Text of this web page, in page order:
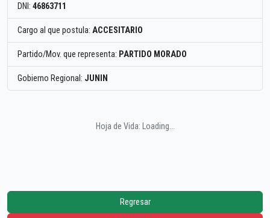
DNI: 46863711
Cargo al que postula: ACCESITARIO
Partido/Mov. que representa: PARTIDO MORADO
Gobierno Regional: JUNIN
Hoja de Vida: Loading...
Regresar